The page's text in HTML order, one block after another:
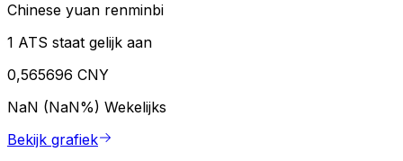
Chinese yuan renminbi
1 ATS staat gelijk aan
0,565696 CNY
NaN (NaN%) Wekelijks
Bekijk grafiek